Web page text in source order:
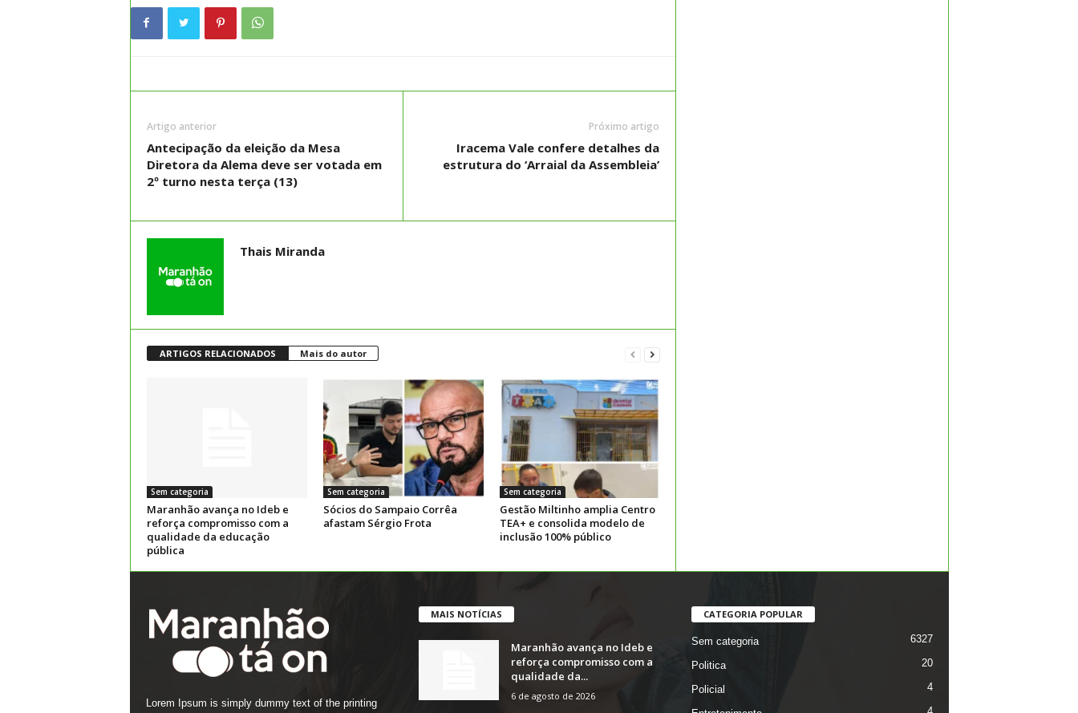
Artigo anterior
Antecipação da eleição da Mesa
Diretora da Alema deve ser votada em
2º turno nesta terça (13)
Próximo artigo
Iracema Vale confere detalhes da
estrutura do ‘Arraial da Assembleia’
Thais Miranda
ARTIGOS RELACIONADOS Mais do autor
Sem categoria
Maranhão avança no Ideb e
reforça compromisso com a
qualidade da educação
pública
Sem categoria
Sócios do Sampaio Corrêa
afastam Sérgio Frota
Sem categoria
Gestão Miltinho amplia Centro
TEA+ e consolida modelo de
inclusão 100% público
Lorem Ipsum is simply dummy text of the printing
MAIS NOTÍCIAS
Maranhão avança no Ideb e
reforça compromisso com a
qualidade da...
6 de agosto de 2026
CATEGORIA POPULAR
Sem categoria 6327
Politica 20
Policial 4